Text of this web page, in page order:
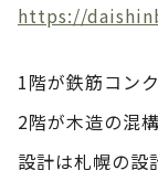
https://
1階が鉄筋コン
2階が木造の混
設計は札幌の設